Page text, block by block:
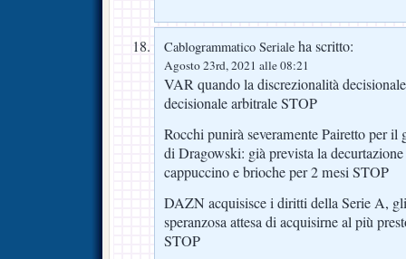
Cablogrammatico Seriale ha scritto:
Agosto 23rd, 2021 alle 08:21
VAR quando la discrezionalità
decisionale arbitrale STOP
Rocchi punirà severamente Pairetto per il
di Dragowski: già prevista la
cappuccino e brioche per 2 mesi STOP
DAZN acquisisce i diritti della Serie A,
speranzosa attesa di acquisirne al più
STOP